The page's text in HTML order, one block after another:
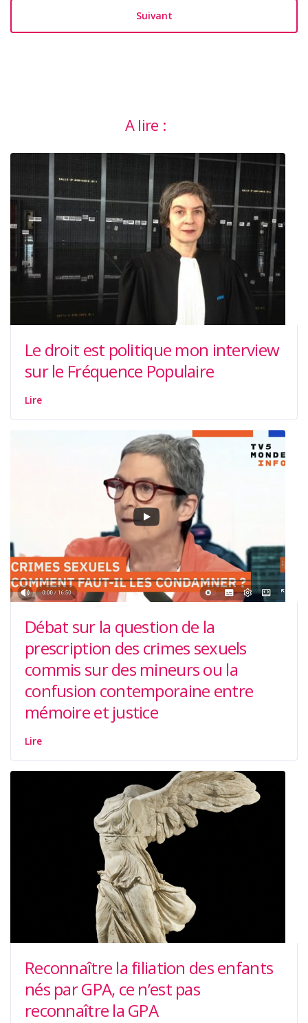
Suivant
A lire :
Le droit est politique mon interview
sur le Fréquence Populaire
Lire
Débat sur la question de la
prescription des crimes sexuels
commis sur des mineurs ou la
confusion contemporaine entre
mémoire et justice
Lire
Reconnaître la filiation des enfants
nés par GPA, ce n’est pas
reconnaître la GPA